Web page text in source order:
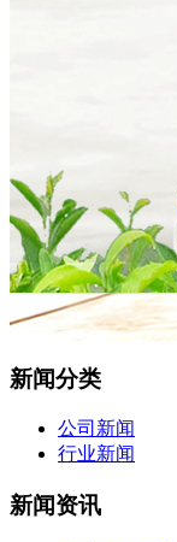
新闻分类
公司新闻
行业新闻
新闻资讯